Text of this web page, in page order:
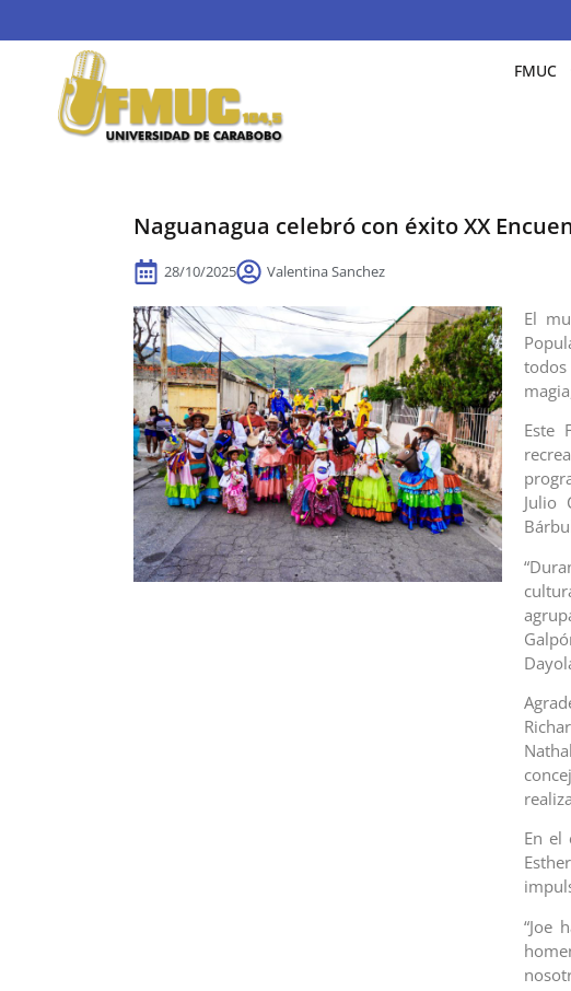
FMUC
Naguanagua celebró con éxito XX
28/10/2025 Valentina Sanchez
El
todos
Este
Julio
En el
“Joe